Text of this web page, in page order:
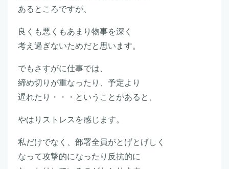
あるところですが、
良くも悪くもあまり物事を深く
考え過ぎないためだと思います。
でもさすがに仕事では、
締め切りが重なったり、予定より
遅れたり・・・ということがあると、
やはりストレスを感じます。
私だけでなく、部署全員がとげとげしく
なって攻撃的になったり反抗的に